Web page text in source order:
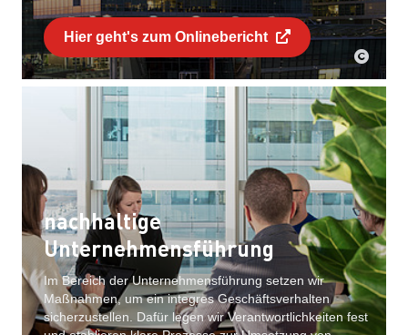
Hier geht's zum Onlinebericht
nachhaltige
Unternehmensführung
Im Bereich der Unternehmensführung setzen wir
Maßnahmen, um ein integres Geschäftsverhalten
sicherzustellen. Dafür legen wir Verantwortlichkeiten fest